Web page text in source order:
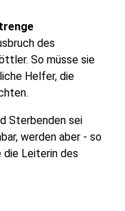
des
So müsse sie
Helfer, die
Sterbenden sei
werden aber - so
Leiterin des